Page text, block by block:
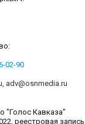
02-90
, adv@osnmedia.ru
"Голос Кавказа"
реестровая запись